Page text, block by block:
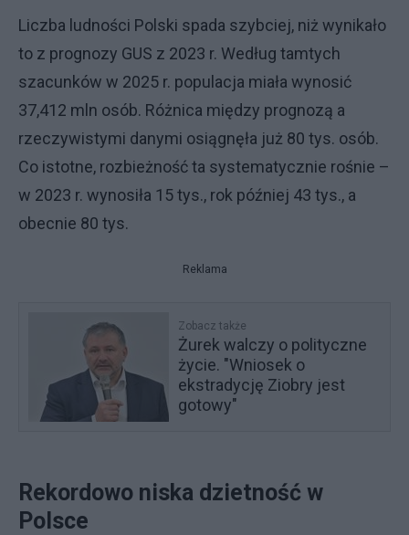
Liczba ludności Polski spada szybciej, niż wynikało
to z prognozy GUS z 2023 r. Według tamtych
szacunków w 2025 r. populacja miała wynosić
37,412 mln osób. Różnica między prognozą a
rzeczywistymi danymi osiągnęła już 80 tys. osób.
Co istotne, rozbieżność ta systematycznie rośnie –
w 2023 r. wynosiła 15 tys., rok później 43 tys., a
obecnie 80 tys.
Reklama
Zobacz także
Żurek walczy o polityczne
życie. "Wniosek o
ekstradycję Ziobry jest
gotowy"
Rekordowo niska dzietność w
Polsce